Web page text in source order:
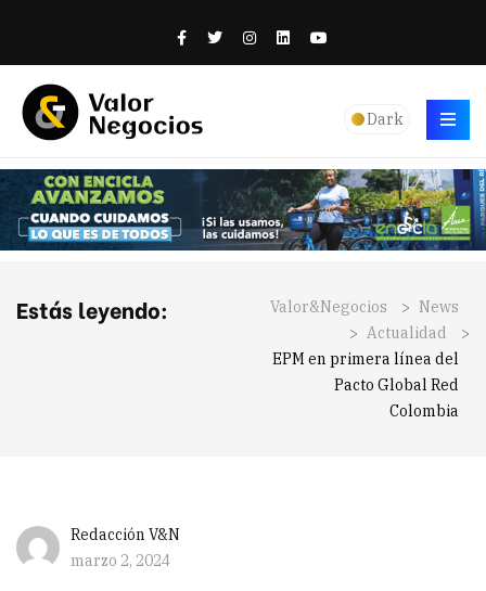
Dark
Estás leyendo: Valor&Negocios > News
> Actualidad
>
EPM en primera línea del
Pacto Global Red
Colombia
Redacción V&N
marzo 2, 2024